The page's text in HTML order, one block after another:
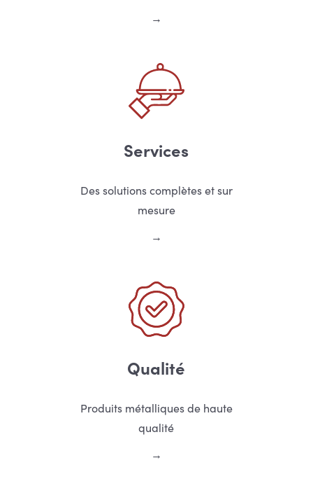
Services
Des solutions complètes et sur
mesure
Qualité
Produits métalliques de haute
qualité